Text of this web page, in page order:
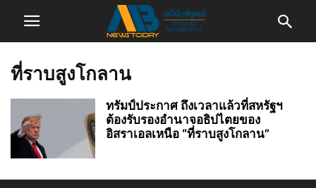
ที่ราบสูงโกลาน
ทรัมป์ประกาศ ถึงเวลาแล้วที่สหรัฐฯ
ต้องรับรองอำนาจอธิปไตยของ
อิสราเอลเหนือ “ที่ราบสูงโกลาน”